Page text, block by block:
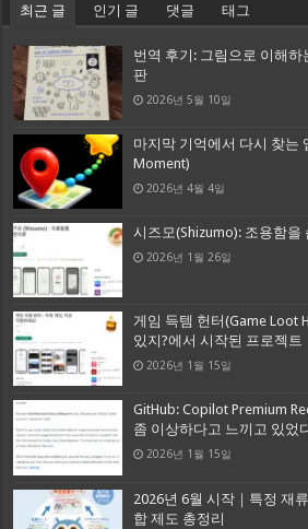
최근 글 인기 글 댓글 태그
번역 후기: 그림으로 이해하
판
2026년 5월 10일
마지막 기억에서 다시 찾는
Moment)
2026년 4월 4일
시즈모(Shizumo): 조용함을
2026년 1월 26일
게임 득템 헌터(Game Loot
있지?에서 시작된 프로젝트
2026년 1월 15일
GitHub: Copilot Premium
좀 이상하다고 느끼고 있었
2026년 1월 15일
2026년 6월 시작｜특정 재
합 제도 총정리